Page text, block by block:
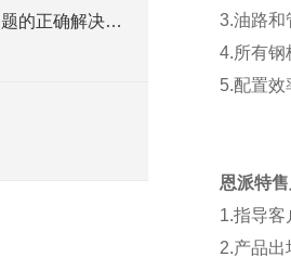
铁屑压块机堵料问题的正确解决方法
3.油路和
4.所有钢
5.配置效
恩派特
1.指导客
2.产品出